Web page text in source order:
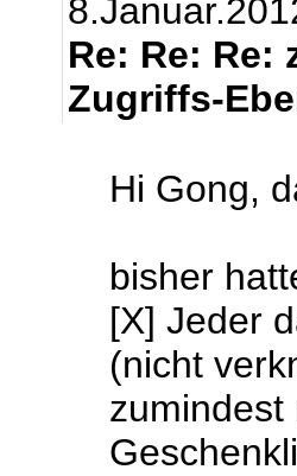
Re: Re: Re:
Zugriffs-
Hi Gong,
bisher
[X] Jeder
(nicht
zumindest